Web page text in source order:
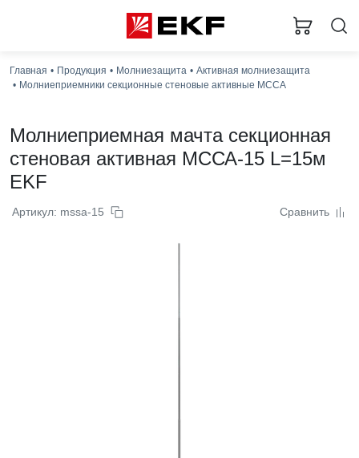
Главная Продукция Молниезащита
Активная молниезащита
Молниеприемники секционные стеновые активные МССА
Молниеприемная мачта секционная
стеновая активная МССА-15 L=15м
EKF
Артикул: mssa-15 Сравнить